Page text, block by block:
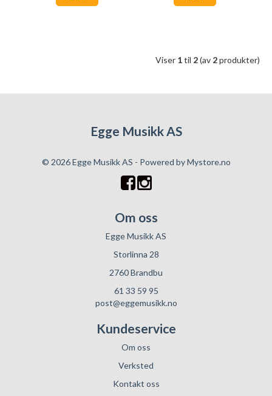
Viser 1til 2(av 2produkter)
Egge Musikk AS
© 2026 Egge Musikk AS - Powered byMystore.no
Om oss
Egge Musikk AS
Storlinna 28
2760 Brandbu
61 33 59 95
post@eggemusikk.no
Kundeservice
Om oss
Verksted
Kontakt oss